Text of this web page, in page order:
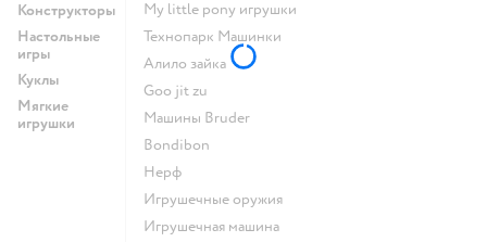
Конструкторы
Настольные
игры
Куклы
Мягкие
игрушки
my little pony игрушки
Технопарк Машинки
Алило зайка
Goo jit zu
Машины Bruder
Bondibon
Нерф
Игрушечные оружия
Игрушечная машина